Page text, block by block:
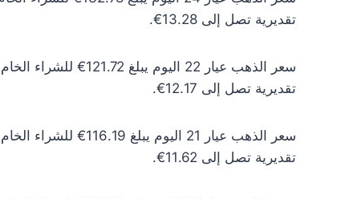
تقديرية تصل إلى 13.28€.
تقديرية تصل إلى 12.17€.
تقديرية تصل إلى 11.62€.